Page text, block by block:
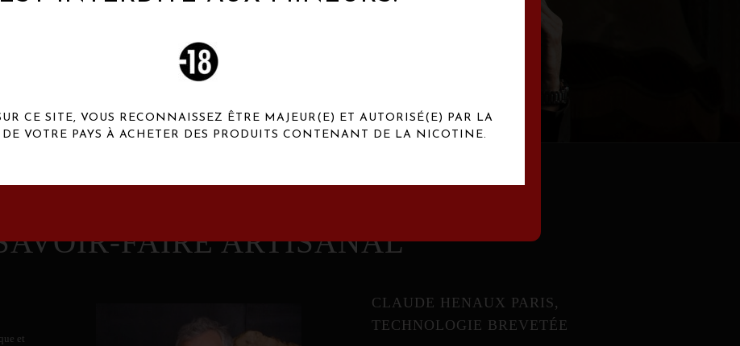
FAIRE ARTISANAL
et
CLAUDE HENAUX PARIS,
TECHNOLOGIE BREVETÉE
CE SITE, VOUS RECONNAISSEZ ÊTRE MAJEUR(E) ET AUTORISÉ(E) PAR LA
VOTRE PAYS À ACHETER DES PRODUITS CONTENANT DE LA NICOTINE.